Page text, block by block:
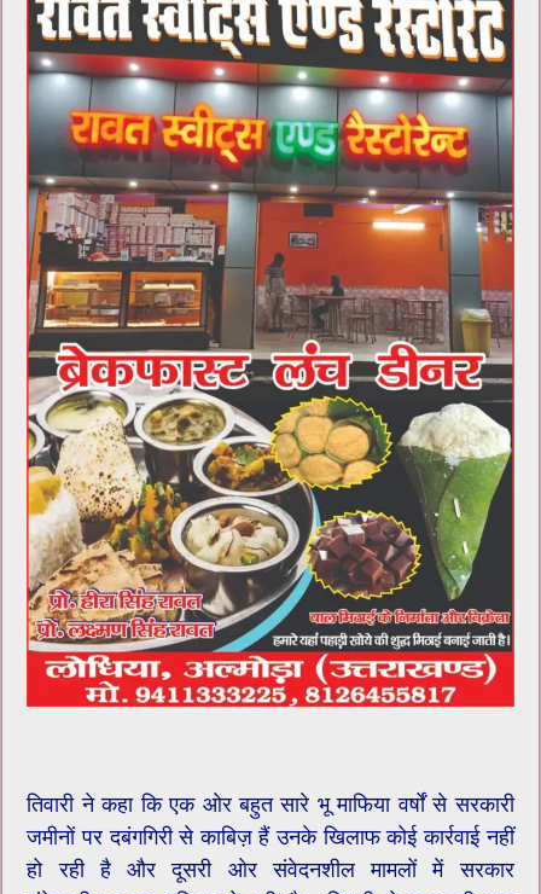
तिवारी ने कहा कि एक ओर बहुत सारे भू माफिया वर्षों से सरकारी
जमीनों पर दबंगगिरी से काबिज़ हैं उनके खिलाफ कोई कार्रवाई नहीं
हो रही है और दूसरी ओर संवेदनशील मामलों में सरकार